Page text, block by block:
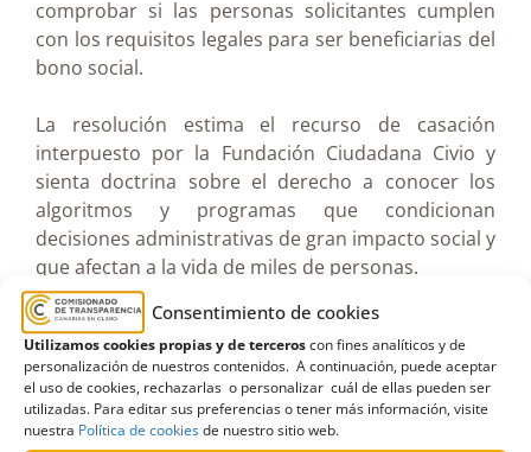
Consentimiento de cookies
Utilizamos cookies propias y de terceroscon fines analíticos y de
personalización de nuestros contenidos. A continuación, puede aceptar
el uso de cookies, rechazarlas o personalizar cuál de ellas pueden ser
utilizadas. Para editar sus preferencias o tener más información, visite
nuestra Política de cookiesde nuestro sitio web.
comprobar si las personas solicitantes cumplen
con los requisitos legales para ser beneficiarias del
bono social.
La resolución estima el recurso de casación
interpuesto por la Fundación Ciudadana Civio y
sienta doctrina sobre el derecho a conocer los
algoritmos y programas que condicionan
decisiones administrativas de gran impacto social y
que afectan a la vida de miles de personas.
En 2018, Civio solicitó al MITECO el acceso al código
fuente, especificaciones técnicas y pruebas de
BOSCO. El ministerio no contestó la solicitud de
acceso a la información. Interpuesta reclamación,
el Consejo de Transparencia y Buen Gobierno